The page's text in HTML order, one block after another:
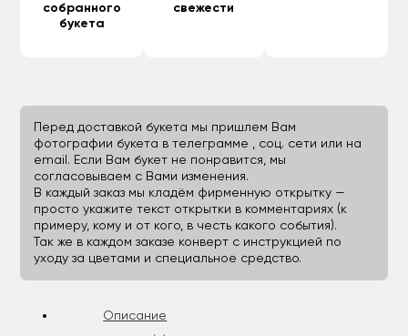
собранного
букета
свежести
Перед доставкой букета мы пришлем Вам
фотографии букета в телеграмме , соц. сети или на
email. Если Вам букет не понравится, мы
согласовываем с Вами изменения.
В каждый заказ мы кладём фирменную открытку —
просто укажите текст открытки в комментариях (к
примеру, кому и от кого, в честь какого события).
Так же в каждом заказе конверт с инструкцией по
уходу за цветами и специальное средство.
Описание